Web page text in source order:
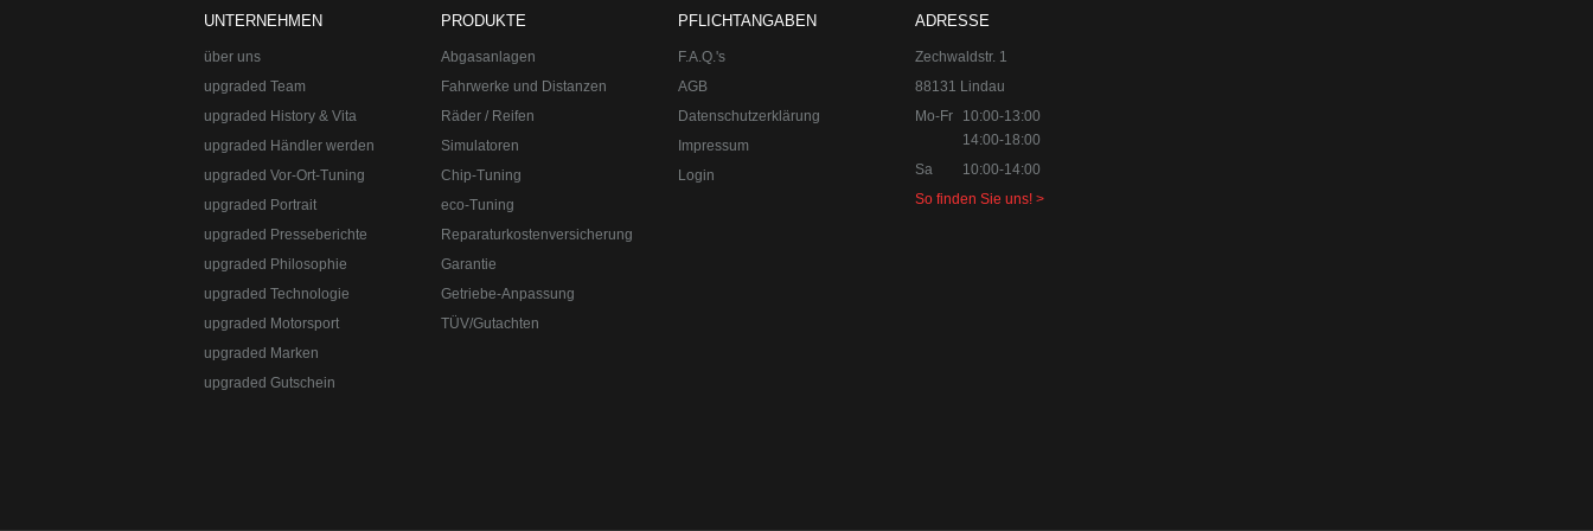
Kraftstoffoptimierungen, Felgen, Fahrwerke, Abgasanlagen, Bremsanlagen Motorsport und Individualisierungen.
Straße:
48529 Nordhorn
Telefon: +49 49 8382-3049490
UNTERNEHMEN
über uns
upgraded Team
upgraded History & Vita
upgraded Händler werden
upgraded Vor-Ort-Tuning
upgraded Portrait
upgraded Presseberichte
upgraded Philosophie
upgraded Technologie
upgraded Motorsport
upgraded Marken
upgraded Gutschein
PRODUKTE
Abgasanlagen
Fahrwerke und Distanzen
Räder / Reifen
Simulatoren
Chip-Tuning
eco-Tuning
Reparaturkostenversicherung
Garantie
Getriebe-Anpassung
TÜV/Gutachten
PFLICHTANGABEN
F.A.Q.'s
AGB
Datenschutzerklärung
Impressum
Login
ADRESSE
Zechwaldstr. 1
88131 Lindau
Mo-Fr
10:00-13:00
14:00-18:00
Sa
10:00-14:00
So finden Sie uns! >